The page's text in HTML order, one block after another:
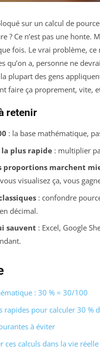
sur un calcul de
? Ce n’est pas une
fois. Le vrai problème, ce
qu’on a, personne ne
la plupart des gens
faire ça proprement, vite,
retenir
: la base mathématique,
plus rapide: multiplier
proportions marchent
visualisez ça, vous
: confondre
décimal.
sauvent : Excel, Google
: 30 % = 30/100
rapides pour calculer 30 %
à éviter
ces calculs dans la vie réelle